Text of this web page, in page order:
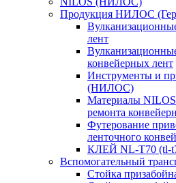
Продукция НИЛОС
лент
конвейерных лент
Инструменты и
(НИЛОС)
Материалы
ремонта
Футерование
ленточного
КЛЕЙ NL-T70 (tl-
Вспомогательный
Стойка